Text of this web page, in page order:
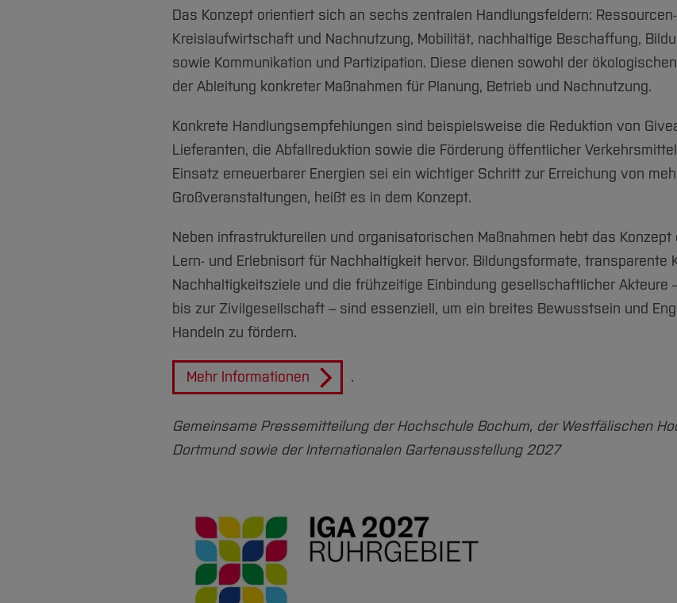
Das Konzept orientiert sich an sechs zentralen Handlungsfeldern:
Kreislaufwirtschaft und Nachnutzung, Mobilität, nachhaltige Beschaffung,
sowie Kommunikation und Partizipation. Diese dienen sowohl der
der Ableitung konkreter Maßnahmen für Planung, Betrieb und Nachnutzung.
Konkrete Handlungsempfehlungen sind beispielsweise die Reduktion von
Lieferanten, die Abfallreduktion sowie die Förderung öffentlicher
Einsatz erneuerbarer Energien sei ein wichtiger Schritt zur Erreichung von
Großveranstaltungen, heißt es in dem Konzept.
Neben infrastrukturellen und organisatorischen Maßnahmen hebt das
Lern- und Erlebnisort für Nachhaltigkeit hervor. Bildungsformate, transparente
Nachhaltigkeitsziele und die frühzeitige Einbindung gesellschaftlicher Akteure
bis zur Zivilgesellschaft – sind essenziell, um ein breites Bewusstsein und
Handeln zu fördern.
Mehr Informationen .
Gemeinsame Pressemitteilung der Hochschule Bochum, der Westfälischen
Dortmund sowie der Internationalen Gartenausstellung 2027